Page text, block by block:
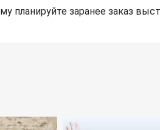
заранее заказ